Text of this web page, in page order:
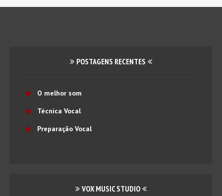
POSTAGENS RECENTES
O melhor som
Técnica Vocal
Preparação Vocal
VOX MUSIC STUDIO